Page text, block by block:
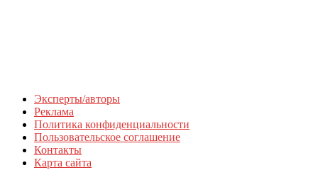
Эксперты/авторы
Реклама
Политика конфиденциальности
Пользовательское соглашение
Контакты
Карта сайта